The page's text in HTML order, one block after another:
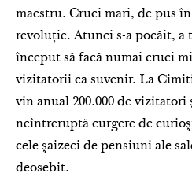
maestru. Cruci mari, de pus
revoluţie. Atunci s-a pocăit, a
început să facă numai cruci
vizitatorii ca suvenir. La
vin anual 200.000 de vizitatori
neîntreruptă curgere de
cele şaizeci de pensiuni ale
deosebit.